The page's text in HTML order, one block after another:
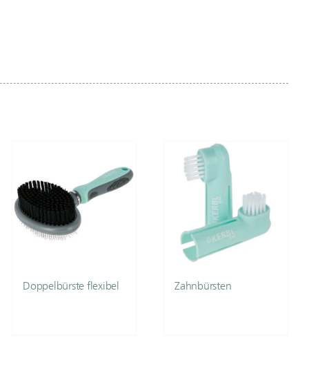
Doppelbürste flexibel Zahnbürsten